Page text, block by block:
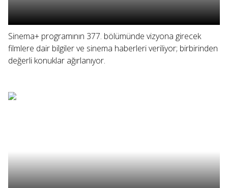
Sinema+ programının 377. bölümünde vizyona girecek
filmlere dair bilgiler ve sinema haberleri veriliyor; birbirinden
değerli konuklar ağırlanıyor.